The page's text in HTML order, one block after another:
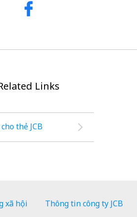
Links
thẻ JCB
xã hội Thông tin công ty JCB